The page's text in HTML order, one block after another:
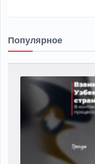
Популярное